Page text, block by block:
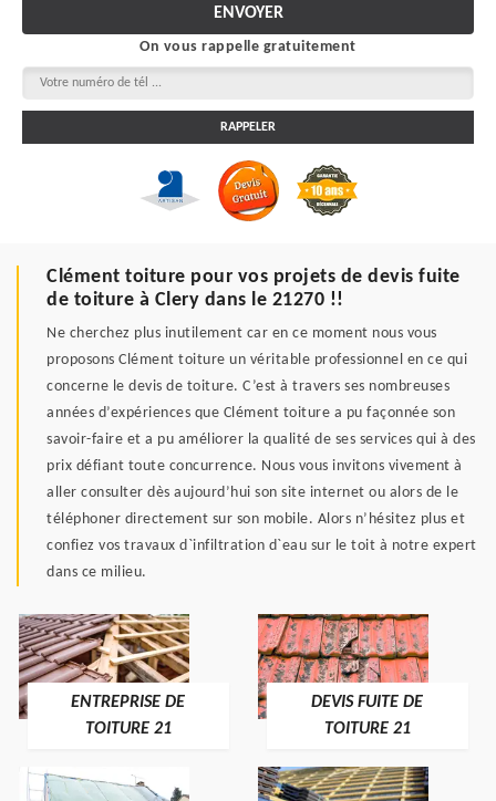
On vous rappelle gratuitement
Clément toiture pour vos projets de devis fuite
de toiture à Clery dans le 21270 !!
Ne cherchez plus inutilement car en ce moment nous vous
proposons Clément toiture un véritable professionnel en ce qui
concerne le devis de toiture. C’est à travers ses nombreuses
années d’expériences que Clément toiture a pu façonnée son
savoir-faire et a pu améliorer la qualité de ses services qui à des
prix défiant toute concurrence. Nous vous invitons vivement à
aller consulter dès aujourd’hui son site internet ou alors de le
téléphoner directement sur son mobile. Alors n’hésitez plus et
confiez vos travaux d`infiltration d`eau sur le toit à notre expert
dans ce milieu.
ENTREPRISE DE
TOITURE 21
DEVIS FUITE DE
TOITURE 21